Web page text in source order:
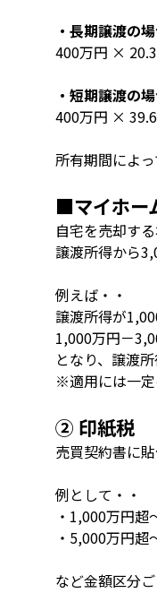
・長期譲渡の
400万円 ×
・短期譲渡の
400万円 ×
所有期間によっ
■マイホー
自宅を売却する
譲渡所得から
例えば・・
譲渡所得が
1,000万円－
となり、譲渡
※適用には一定
② 印紙税
売買契約書に
例として・・
・ 1,000万円超
・ 5,000万円超
など金額区分